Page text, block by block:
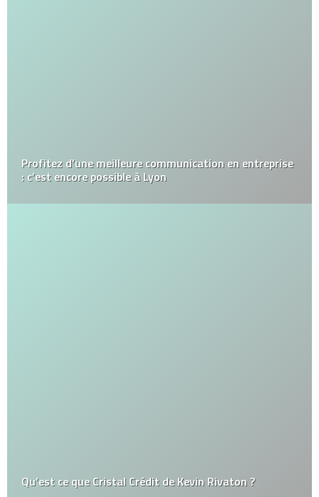
Profitez d’une meilleure communication en entreprise
: c’est encore possible à Lyon
Qu’est ce que Cristal Crédit de Kevin Rivaton ?